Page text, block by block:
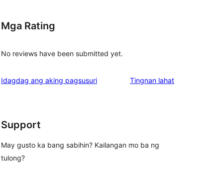
Mga Rating
No reviews have been submitted yet.
Idagdag ang aking pagsusuri Tingnan lahatng
Support
May gusto ka bang sabihin? Kailangan mo ba ng
tulong?